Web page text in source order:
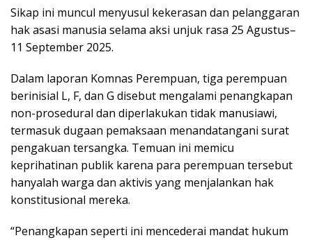
Sikap ini muncul menyusul kekerasan dan pelanggaran
hak asasi manusia selama aksi unjuk rasa 25 Agustus–
11 September 2025.
Dalam laporan Komnas Perempuan, tiga perempuan
berinisial L, F, dan G disebut mengalami penangkapan
non-prosedural dan diperlakukan tidak manusiawi,
termasuk dugaan pemaksaan menandatangani surat
pengakuan tersangka. Temuan ini memicu
keprihatinan publik karena para perempuan tersebut
hanyalah warga dan aktivis yang menjalankan hak
konstitusional mereka.
“Penangkapan seperti ini mencederai mandat hukum